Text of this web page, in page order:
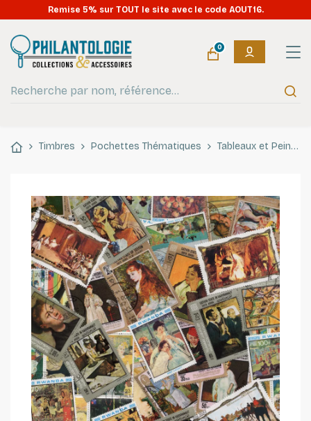
Remise 5% sur TOUT le site avec le code AOUT16.
0
Timbres Pochettes Thématiques Tableaux et Peintres